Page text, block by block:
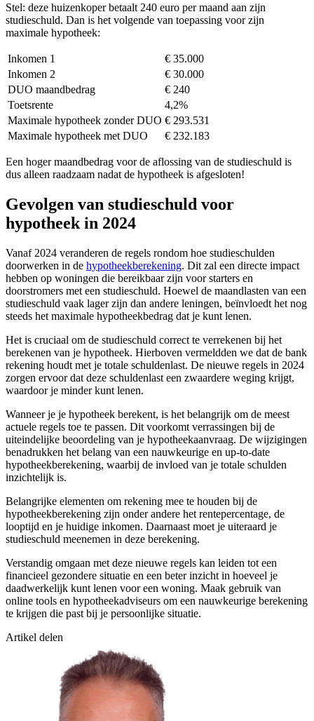
Stel: deze huizenkoper betaalt 240 euro per maand aan zijn
studieschuld. Dan is het volgende van toepassing voor zijn
maximale hypotheek:
Inkomen 1
€ 35.000
Inkomen 2
€ 30.000
DUO maandbedrag
€ 240
Toetsrente
4,2%
Maximale hypotheek zonder DUO € 293.531
Maximale hypotheek met DUO
€ 232.183
Een hoger maandbedrag voor de aflossing van de studieschuld is
dus alleen raadzaam nadat de hypotheek is afgesloten!
Gevolgen van studieschuld voor
hypotheek in 2024
Vanaf 2024 veranderen de regels rondom hoe studieschulden
doorwerken in de hypotheekberekening. Dit zal een directe impact
hebben op woningen die bereikbaar zijn voor starters en
doorstromers met een studieschuld. Hoewel de maandlasten van een
studieschuld vaak lager zijn dan andere leningen, beïnvloedt het nog
steeds het maximale hypotheekbedrag dat je kunt lenen.
Het is cruciaal om de studieschuld correct te verrekenen bij het
berekenen van je hypotheek. Hierboven vermeldden we dat de bank
rekening houdt met je totale schuldenlast. De nieuwe regels in 2024
zorgen ervoor dat deze schuldenlast een zwaardere weging krijgt,
waardoor je minder kunt lenen.
Wanneer je je hypotheek berekent, is het belangrijk om de meest
actuele regels toe te passen. Dit voorkomt verrassingen bij de
uiteindelijke beoordeling van je hypotheekaanvraag. De wijzigingen
benadrukken het belang van een nauwkeurige en up-to-date
hypotheekberekening, waarbij de invloed van je totale schulden
inzichtelijk is.
Belangrijke elementen om rekening mee te houden bij de
hypotheekberekening zijn onder andere het rentepercentage, de
looptijd en je huidige inkomen. Daarnaast moet je uiteraard je
studieschuld meenemen in deze berekening.
Verstandig omgaan met deze nieuwe regels kan leiden tot een
financieel gezondere situatie en een beter inzicht in hoeveel je
daadwerkelijk kunt lenen voor een woning. Maak gebruik van
online tools en hypotheekadviseurs om een nauwkeurige berekening
te krijgen die past bij je persoonlijke situatie.
Artikel delen